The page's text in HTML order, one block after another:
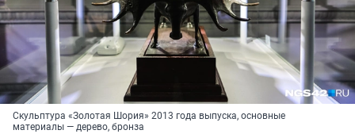
Скульптура «Золотая Шория» 2013 года выпуска, основные
материалы — дерево, бронза